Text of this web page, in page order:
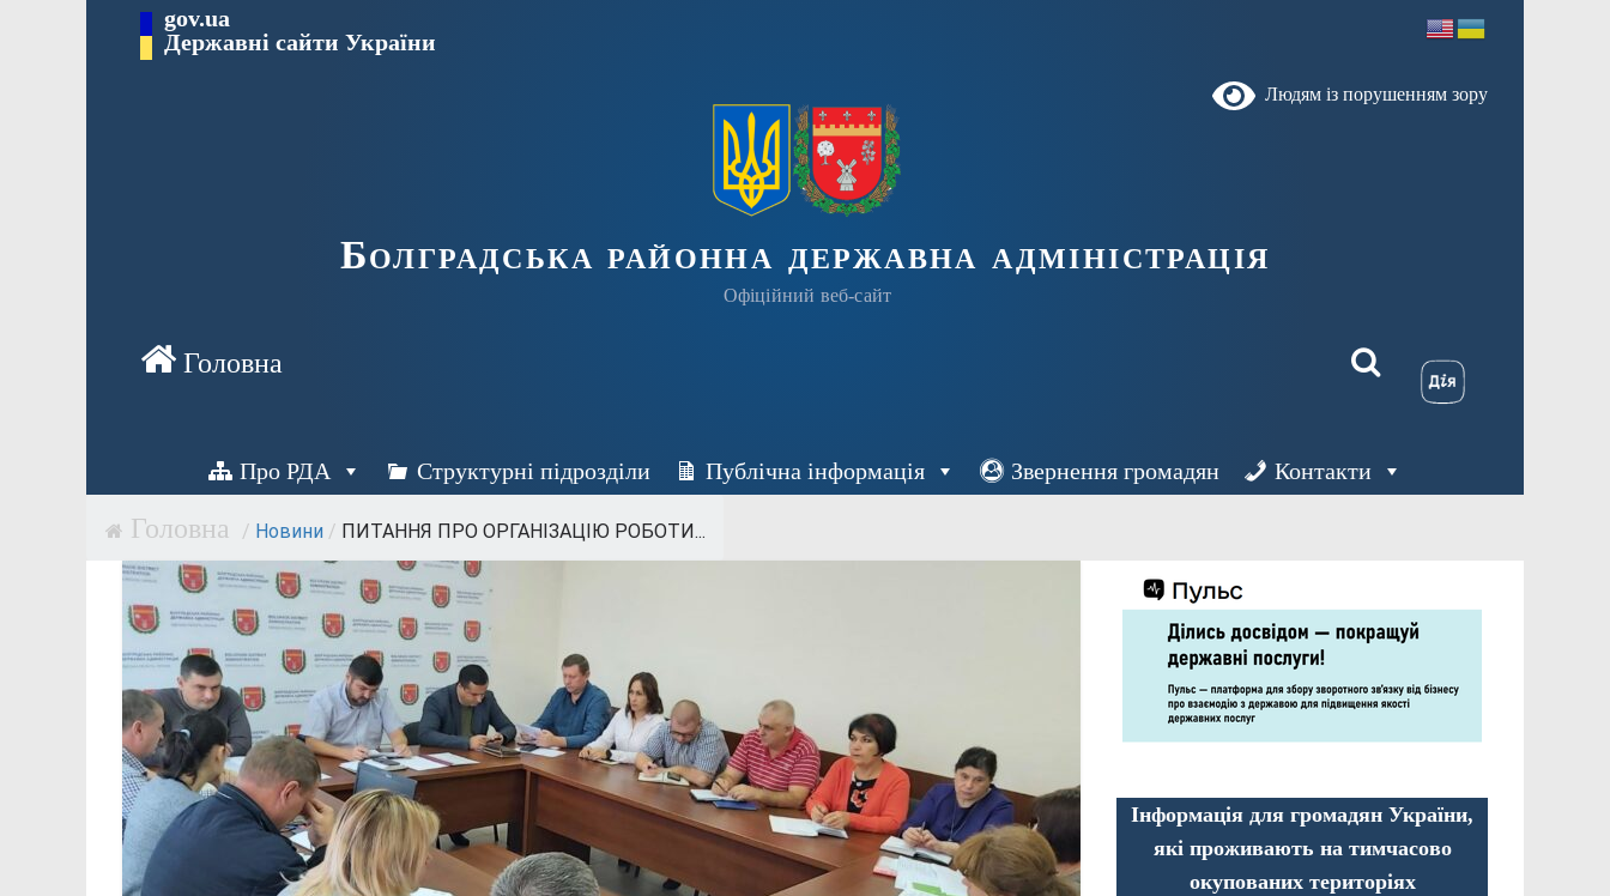
Перейти gov.ua
Державні сайти України
Людям із порушенням зору
Болградська районна державна адміністрація
Офіційний веб-сайт
Про РДА Структурні підрозділи Публічна інформація Звернення громадян Контакти
/ Новини / ПИТАННЯ ПРО ОРГАНІЗАЦІЮ РОБОТИ...
Інформація для громадян України,
які проживають на тимчасово
окупованих територіях